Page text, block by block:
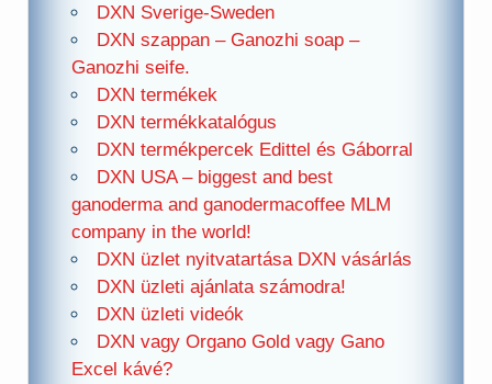
DXN Sverige-Sweden
DXN szappan – Ganozhi soap –
Ganozhi seife.
DXN termékek
DXN termékkatalógus
DXN termékpercek Edittel és Gáborral
DXN USA – biggest and best
ganoderma and ganodermacoffee MLM
company in the world!
DXN üzlet nyitvatartása DXN vásárlás
DXN üzleti ajánlata számodra!
DXN üzleti videók
DXN vagy Organo Gold vagy Gano
Excel kávé?